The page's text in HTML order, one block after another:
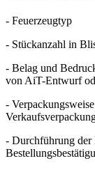
- Feuerzeugtyp
- Stückanzahl in
- Belag und
von AiT-Entwurf
-
- Durchführung der